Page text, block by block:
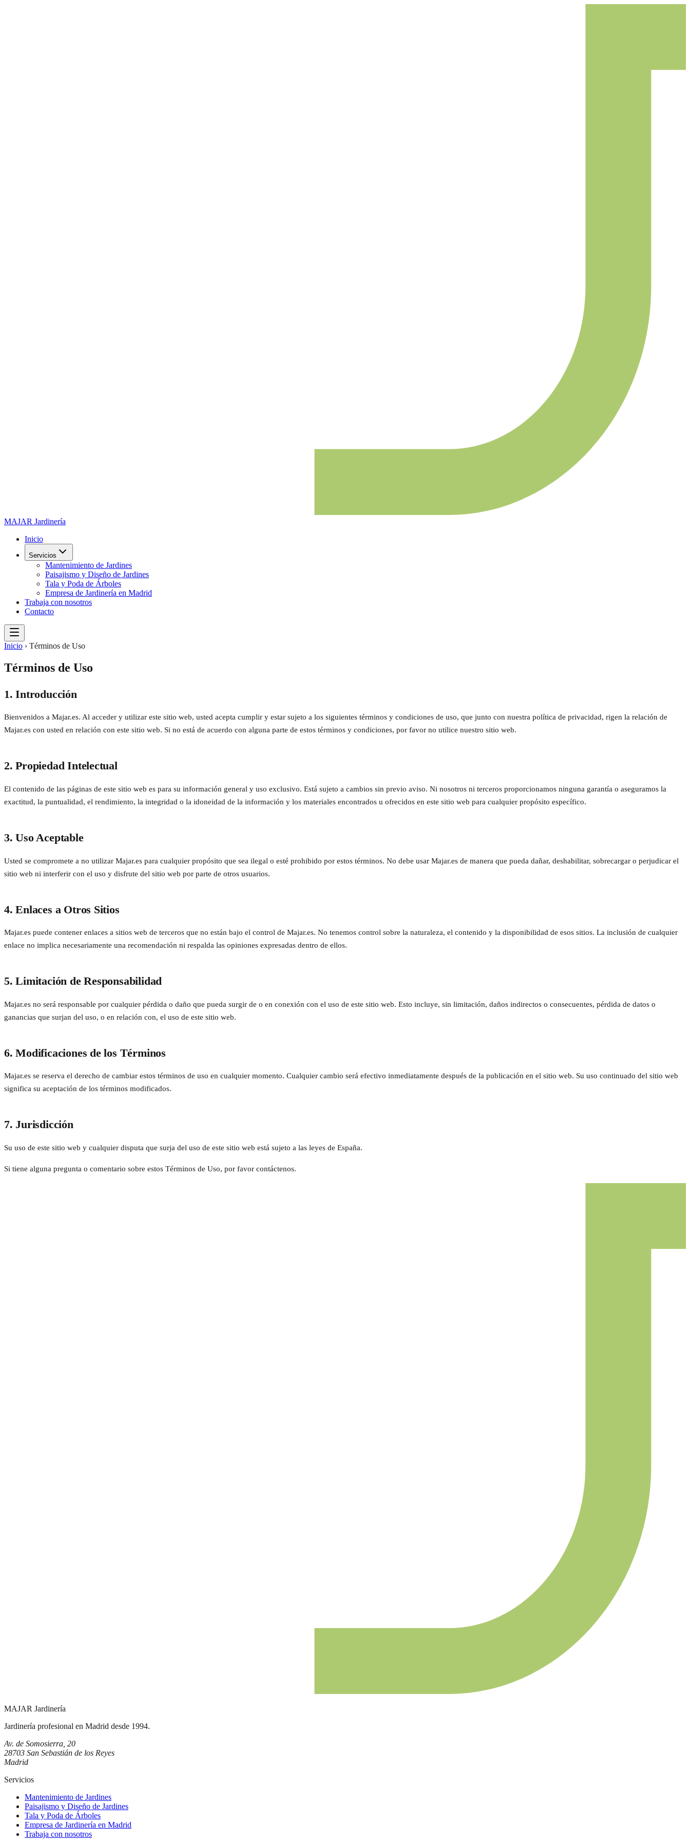
MAJAR Jardinería
Inicio
Servicios
Mantenimiento de Jardines
Paisajismo y Diseño de Jardines
Tala y Poda de Árboles
Empresa de Jardinería en Madrid
Trabaja con nosotros
Contacto
Inicio › Términos de Uso
Términos de Uso
1. Introducción
Bienvenidos a Majar.es. Al acceder y utilizar este sitio web, usted acepta cumplir y estar sujeto a los siguientes términos y condiciones de uso, que junto con nuestra política de privacidad, rigen la relación de
Majar.es con usted en relación con este sitio web. Si no está de acuerdo con alguna parte de estos términos y condiciones, por favor no utilice nuestro sitio web.
2. Propiedad Intelectual
El contenido de las páginas de este sitio web es para su información general y uso exclusivo. Está sujeto a cambios sin previo aviso. Ni nosotros ni terceros proporcionamos ninguna garantía o aseguramos la
exactitud, la puntualidad, el rendimiento, la integridad o la idoneidad de la información y los materiales encontrados u ofrecidos en este sitio web para cualquier propósito específico.
3. Uso Aceptable
Usted se compromete a no utilizar Majar.es para cualquier propósito que sea ilegal o esté prohibido por estos términos. No debe usar Majar.es de manera que pueda dañar, deshabilitar, sobrecargar o perjudicar el
sitio web ni interferir con el uso y disfrute del sitio web por parte de otros usuarios.
4. Enlaces a Otros Sitios
Majar.es puede contener enlaces a sitios web de terceros que no están bajo el control de Majar.es. No tenemos control sobre la naturaleza, el contenido y la disponibilidad de esos sitios. La inclusión de cualquier
enlace no implica necesariamente una recomendación ni respalda las opiniones expresadas dentro de ellos.
5. Limitación de Responsabilidad
Majar.es no será responsable por cualquier pérdida o daño que pueda surgir de o en conexión con el uso de este sitio web. Esto incluye, sin limitación, daños indirectos o consecuentes, pérdida de datos o
ganancias que surjan del uso, o en relación con, el uso de este sitio web.
6. Modificaciones de los Términos
Majar.es se reserva el derecho de cambiar estos términos de uso en cualquier momento. Cualquier cambio será efectivo inmediatamente después de la publicación en el sitio web. Su uso continuado del sitio web
significa su aceptación de los términos modificados.
7. Jurisdicción
Su uso de este sitio web y cualquier disputa que surja del uso de este sitio web está sujeto a las leyes de España.
Si tiene alguna pregunta o comentario sobre estos Términos de Uso, por favor contáctenos.
MAJAR Jardinería
Jardinería profesional en Madrid desde 1994.
Av. de Somosierra, 20
28703 San Sebastián de los Reyes
Madrid
Servicios
Mantenimiento de Jardines
Paisajismo y Diseño de Jardines
Tala y Poda de Árboles
Empresa de Jardinería en Madrid
Trabaja con nosotros